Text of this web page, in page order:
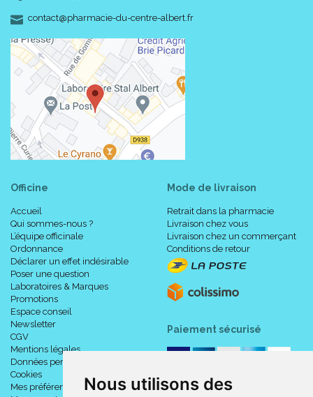
Nous utilisons des
contact-
@-
pharmacie-du-centre-albert.fr
Officine
Accueil
Qui sommes-nous ?
L’équipe officinale
Ordonnance
Déclarer un effet indésirable
Poser une question
Laboratoires & Marques
Promotions
Espace conseil
Newsletter
CGV
Mentions légales
Données personnelles
Cookies
Mes préférences Cookies
Mode de livraison
Retrait dans la pharmacie
Livraison chez vous
Livraison chez un commerçant
Conditions de retour
Paiement sécurisé